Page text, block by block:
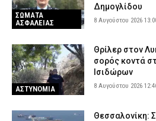
Τραγωδίες σε Βόλο, Χαλκίδα και Βούλα:
έχασαν τη ζωή τους στη θάλασσα
Χανιά: Αστυνομικοί παρίσταναν τους
παρκαδόρο – Πήρε τη θέση του ο
αυτός
ΑΣΤΥΝΟΜΙΑ 7 Αυγούστου 2026 23:05
ΣΩΜΑΤΑ
ΑΣΦΑΛΕΙΑΣ
Δημογλίδου
8 Αυγούστου 2026
ΑΣΤΥΝΟΜΙΑ
Θρίλερ στον
σορός κοντά
Ισιδώρων
8 Αυγούστου 2026
Θεσσαλονίκη: